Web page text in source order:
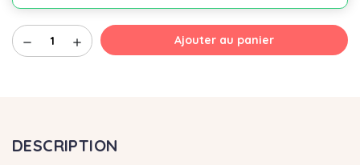
remove add Ajouter au panier
DESCRIPTION